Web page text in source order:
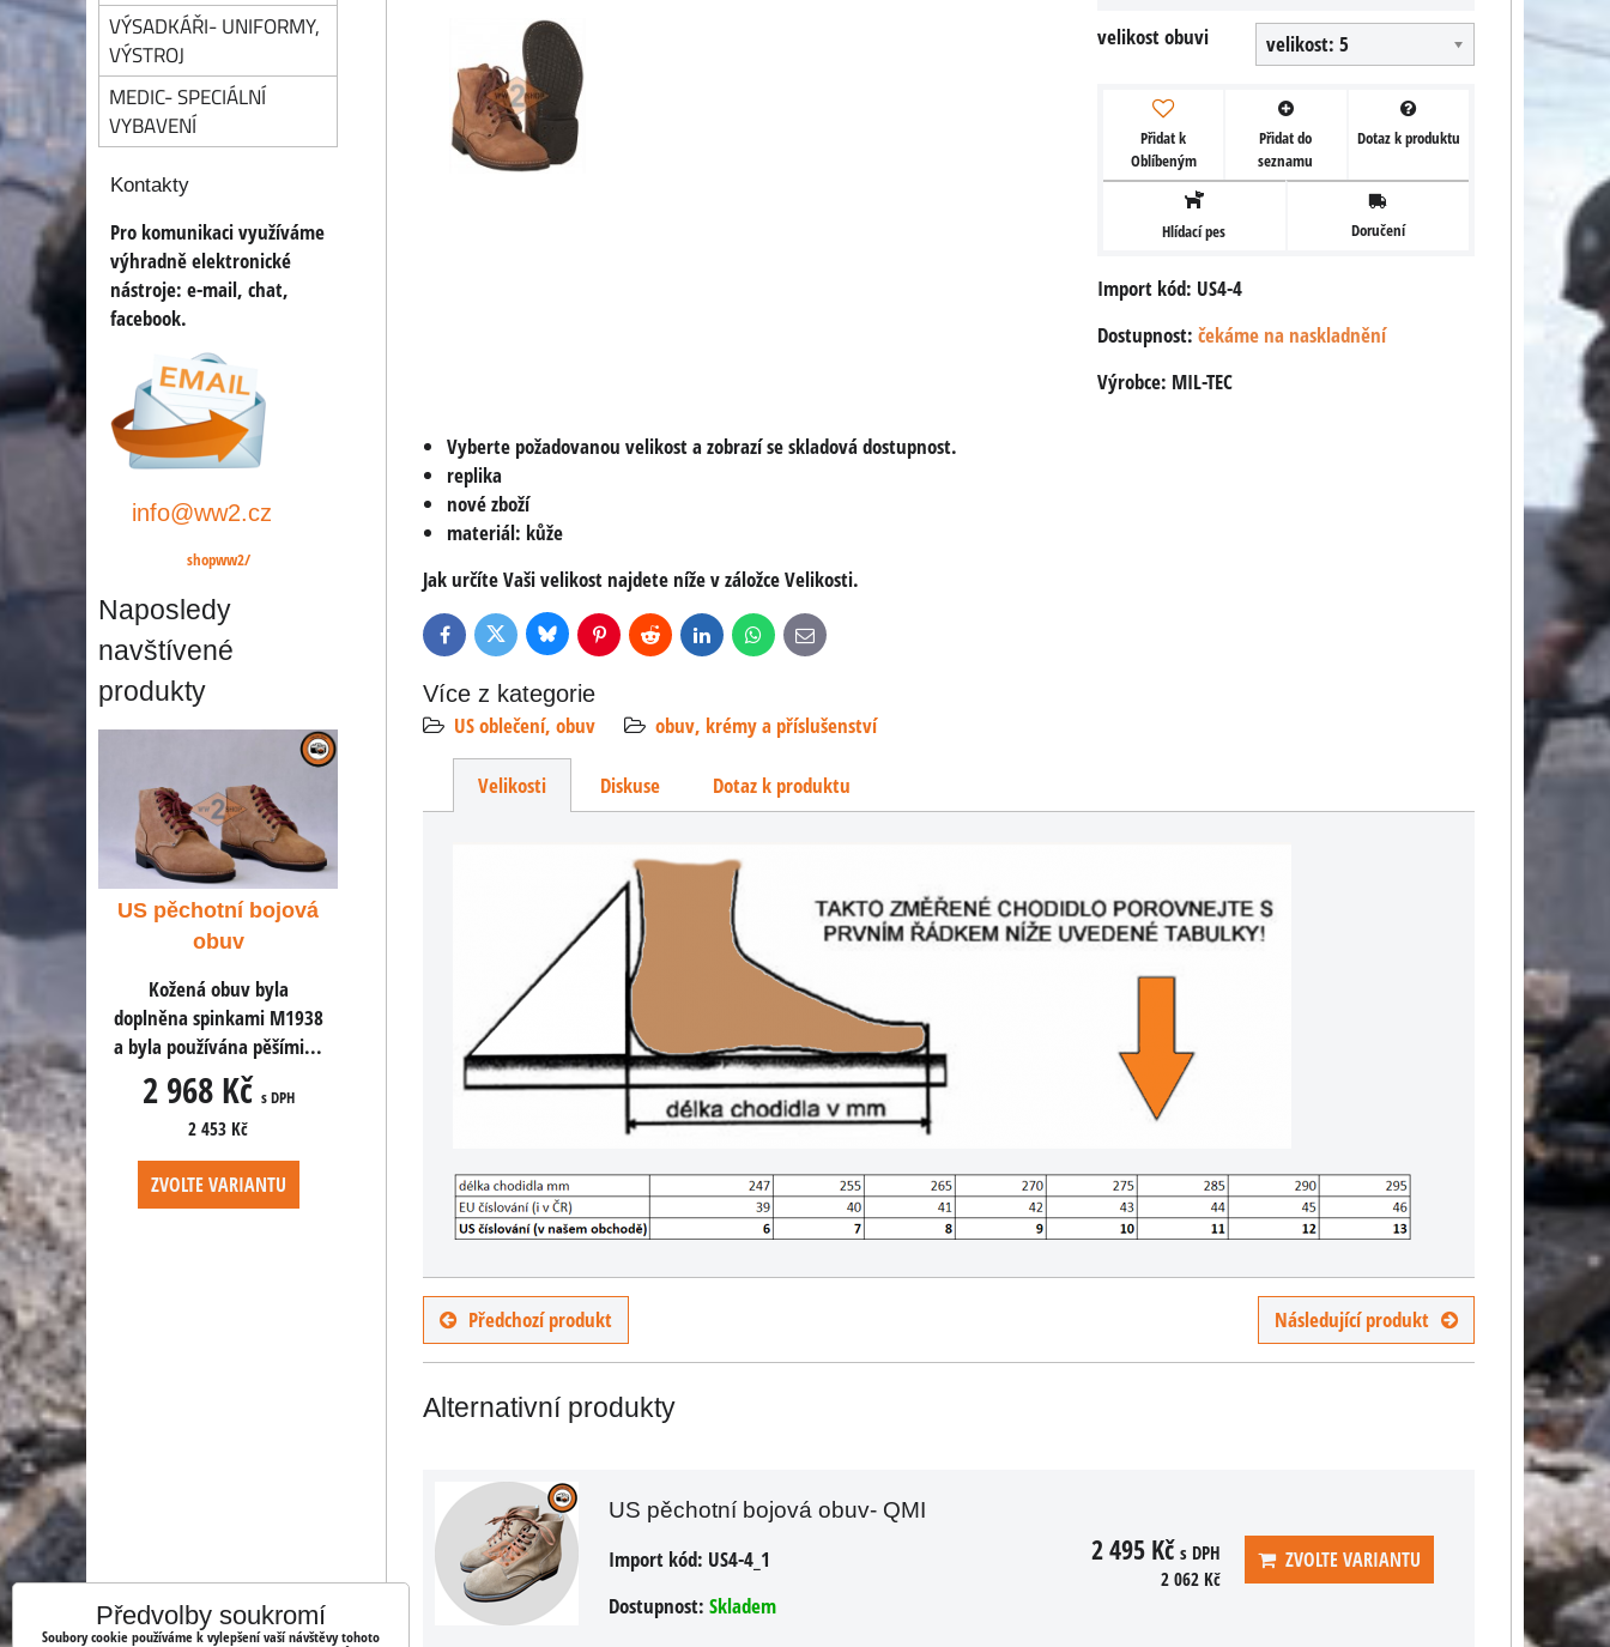
velikost obuvi velikost: 5
Přidat k
Oblíbeným
Přidat do
seznamu
Dotaz k produktu
Hlídací pes Doručení
Import kód: US4-4
Dostupnost: čekáme na naskladnění
Výrobce: MIL-TEC
Vyberte požadovanou velikost a zobrazí se skladová dostupnost.
replika
nové zboží
materiál: kůže
Jak určíte Vaši velikost najdete níže v záložce Velikosti.
FacebookTwitter BlueskyPinterestReddit LinkedInWhatsApp
E-
mail
Více z kategorie
US oblečení, obuv
obuv, krémy a příslušenství
Velikosti Diskuse Dotaz k produktu
Předchozí produkt Následující produkt
Alternativní produkty
US pěchotní bojová obuv- QMI
Import kód: US4-4_1
Dostupnost: Skladem
2 495 Kč s DPH
2 062 Kč
ZVOLTE VARIANTU
VÝSADKÁŘI- UNIFORMY,
VÝSTROJ
MEDIC- SPECIÁLNÍ
VYBAVENÍ
Kontakty
Pro komunikaci využíváme
výhradně elektronické
nástroje: e-mail, chat,
facebook.
info@ww2.cz
shopww2/
Naposledy
navštívené
produkty
s DPH
US pěchotní bojová
obuv
Kožená obuv byla
doplněna spinkami M1938
a byla používána pěšími...
2 968 Kč s DPH
2 453 Kč
ZVOLTE VARIANTU
Kožená obuv byla
doplněna spinkami M1938
a byla používána pěšími...
2 968 Kčs DPH
ZVOLTE VARIANTU
Předvolby soukromí
Soubory cookie používáme k vylepšení vaší návštěvy tohoto